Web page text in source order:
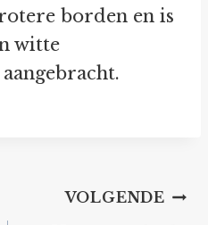
borden en is
witte
VOLGENDE